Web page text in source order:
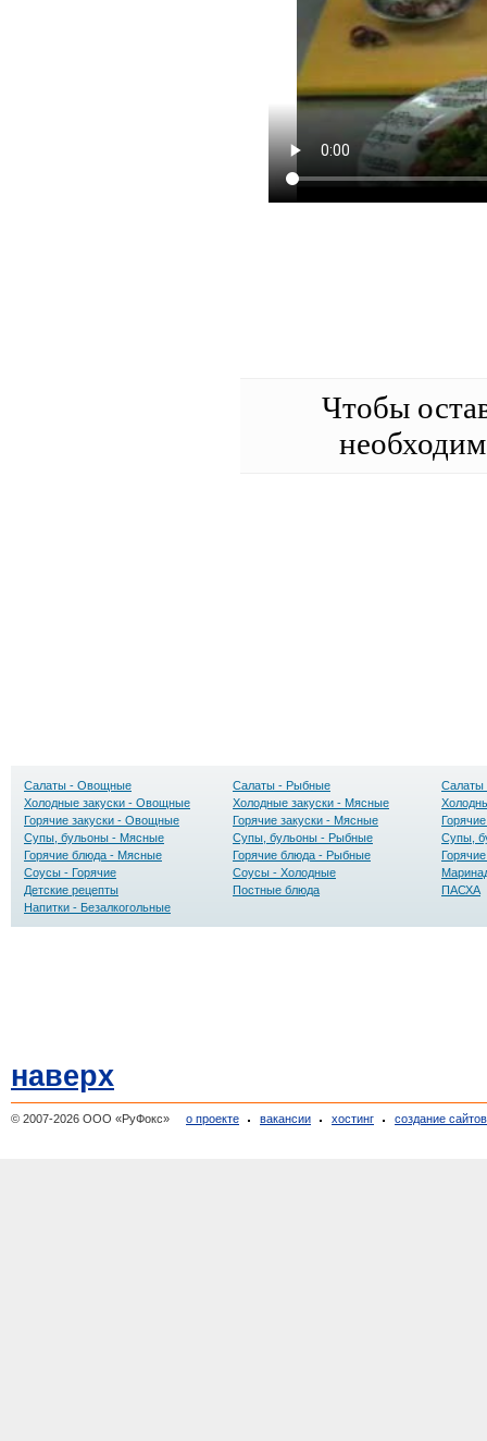
Чтобы
Салаты - Овощные Салаты - Рыбные
Салаты
Холодные закуски - Овощные
Холодные закуски - Мясные
Горячие закуски - Овощные
Горячие закуски - Мясные
Супы, бульоны - Мясные
Супы, бульоны - Рыбные
Супы,
Горячие блюда - Мясные
Горячие блюда - Рыбные
Соусы - Горячие
Соусы - Холодные
Детские рецепты
Постные блюда
ПАСХА
Напитки - Безалкогольные
наверх
© 2007-2026 ООО «РуФокс» о проекте вакансии хостинг создание сайтов